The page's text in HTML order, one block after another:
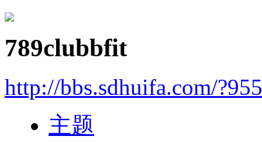
789clubbfit
http://bbs.sdhuifa.com/
主题